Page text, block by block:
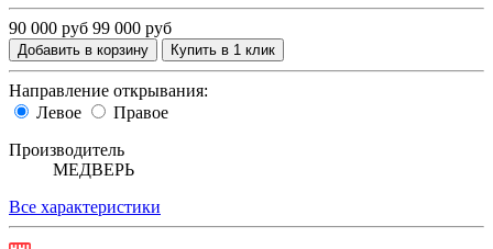
90 000 руб 99 000 руб
Добавить в корзину Купить в 1 клик
Направление открывания:
Левое
Правое
Производитель
МЕДВЕРЬ
Все характеристики